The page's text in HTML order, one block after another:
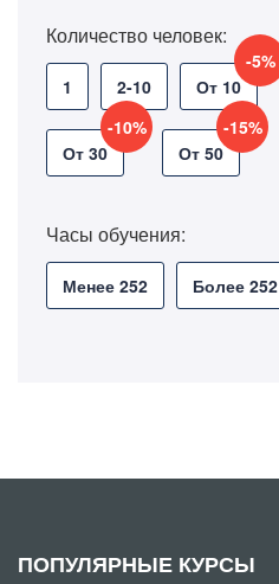
Количество человек:
1 2-10 От 10
-5%
От 30
-10%
От 50
-15%
Часы обучения:
Менее 252 Более 252
ПОПУЛЯРНЫЕ КУРСЫ